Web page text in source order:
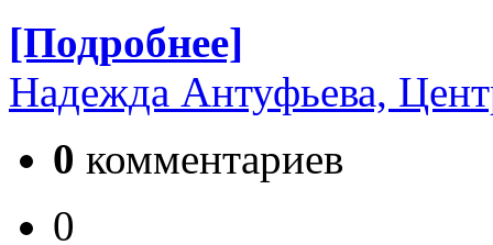
[Подробнее]
Надежда Антуфьева,
0 комментариев
0